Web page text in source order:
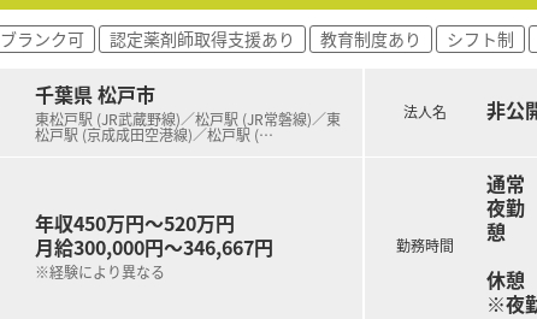
ブランク可 認定薬剤師取得支援あり 教育制度あり シフト制
千葉県 松戸市
東松戸駅 (JR武蔵野線)／松戸駅 (JR常磐線)／東
松戸駅 (京成成田空港線)／松戸駅 (…
年収450万円～520万円
月給300,000円～346,667円
※経験により異なる
法人名 非公
勤務時間
通常
夜勤
憩
休憩
※夜